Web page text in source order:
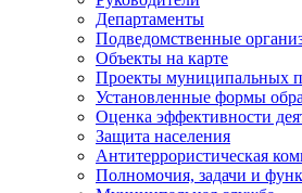
Департаменты
Подведомственные
Объекты на карте
Проекты муниципальных
Установленные формы
Оценка эффективности
Защита населения
Антитеррористическая
Полномочия, задачи и